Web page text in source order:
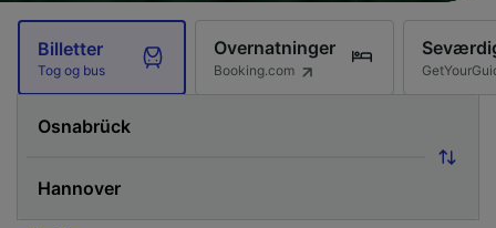
Billetter
Tog og bus
Overnatninger
Booking.com